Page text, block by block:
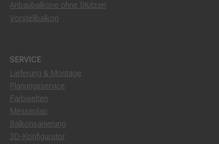
Anbaubalkone ohne Stützen
Vorstellbalkon
SERVICE
Lieferung & Montage
Planungsservice
Farbwelten
Messeplan
Balkonsanierung
3D-Konfigurator